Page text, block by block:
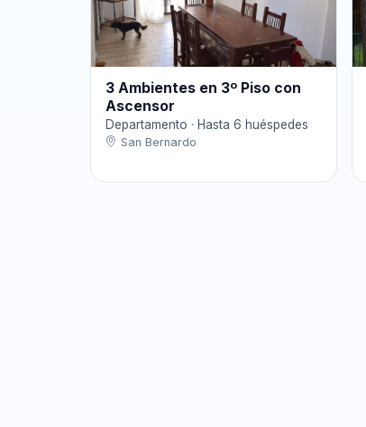
3 Ambientes en 3º Piso con
Ascensor
Departamento · Hasta 6 huéspedes
San Bernardo